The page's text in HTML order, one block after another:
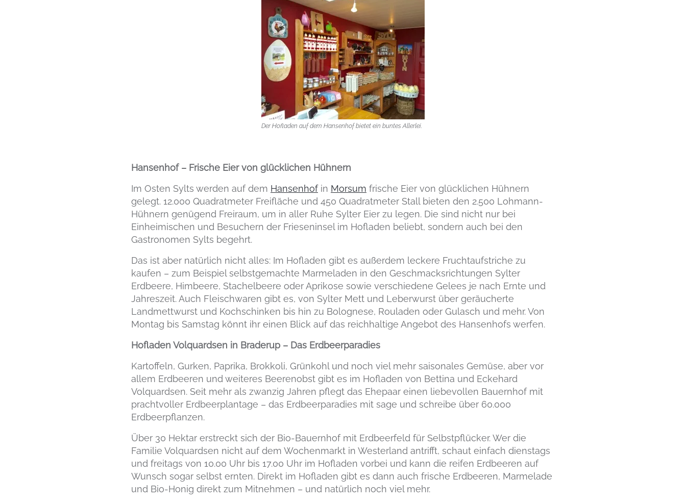
Der Hofladen auf dem Hansenhof bietet ein buntes Allerlei.
Hansenhof – Frische Eier von glücklichen Hühnern
Im Osten Sylts werden auf dem Hansenhofin Morsum frische Eier von glücklichen Hühnern
gelegt. 12.000 Quadratmeter Freifläche und 450 Quadratmeter Stall bieten den 2.500 Lohmann-
Hühnern genügend Freiraum, um in aller Ruhe Sylter Eier zu legen. Die sind nicht nur bei
Einheimischen und Besuchern der Frieseninsel im Hofladen beliebt, sondern auch bei den
Gastronomen Sylts begehrt.
Das ist aber natürlich nicht alles: Im Hofladen gibt es außerdem leckere Fruchtaufstriche zu
kaufen – zum Beispiel selbstgemachte Marmeladen in den Geschmacksrichtungen Sylter
Erdbeere, Himbeere, Stachelbeere oder Aprikose sowie verschiedene Gelees je nach Ernte und
Jahreszeit. Auch Fleischwaren gibt es, von Sylter Mett und Leberwurst über geräucherte
Landmettwurst und Kochschinken bis hin zu Bolognese, Rouladen oder Gulasch und mehr. Von
Montag bis Samstag könnt ihr einen Blick auf das reichhaltige Angebot des Hansenhofs werfen.
Hofladen Volquardsen in Braderup – Das Erdbeerparadies
Kartoffeln, Gurken, Paprika, Brokkoli, Grünkohl und noch viel mehr saisonales Gemüse, aber vor
allem Erdbeeren und weiteres Beerenobst gibt es im Hofladen von Bettina und Eckehard
Volquardsen. Seit mehr als zwanzig Jahren pflegt das Ehepaar einen liebevollen Bauernhof mit
prachtvoller Erdbeerplantage – das Erdbeerparadies mit sage und schreibe über 60.000
Erdbeerpflanzen.
Über 30 Hektar erstreckt sich der Bio-Bauernhof mit Erdbeerfeld für Selbstpflücker. Wer die
Familie Volquardsen nicht auf dem Wochenmarkt in Westerland antrifft, schaut einfach dienstags
und freitags von 10.00 Uhr bis 17.00 Uhr im Hofladen vorbei und kann die reifen Erdbeeren auf
Wunsch sogar selbst ernten. Direkt im Hofladen gibt es dann auch frische Erdbeeren, Marmelade
und Bio-Honig direkt zum Mitnehmen – und natürlich noch viel mehr.